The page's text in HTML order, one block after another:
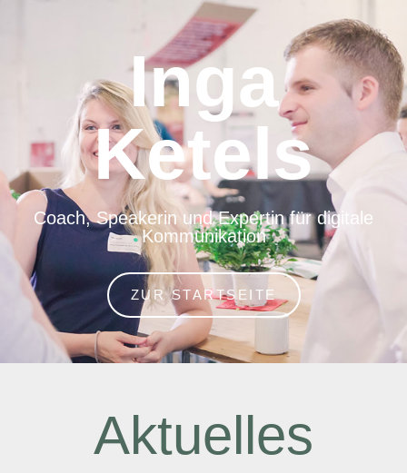
Inga
Ketels
Coach, Speakerin und Expertin für digitale
Kommunikation
ZUR STARTSEITE
Aktuelles